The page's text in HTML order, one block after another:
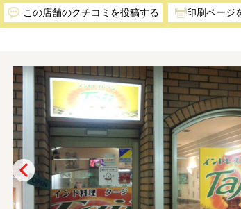
この店舗のクチコミを投稿する